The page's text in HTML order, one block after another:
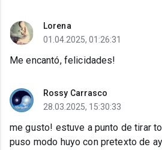
Lorena
01.04.2025, 01:26:31
Me encantó, felicidades!
Rossy Carrasco
28.03.2025, 15:30:33
me gusto! estuve a punto de tirar
puso modo huyo con pretexto de